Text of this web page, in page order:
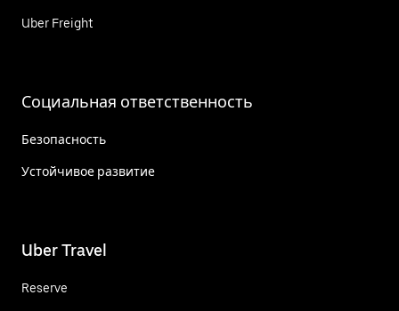
Uber Freight
Социальная ответственность
Безопасность
Устойчивое развитие
Uber Travel
Reserve